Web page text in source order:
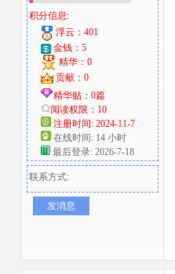
积分信息:
浮云：401
金钱：5
精华：0
贡献：0
精华贴：0篇
阅读权限：10
注册时间: 2024-11-7
在线时间: 14 小时
最后登录: 2026-7-18
联系方式:
发消息